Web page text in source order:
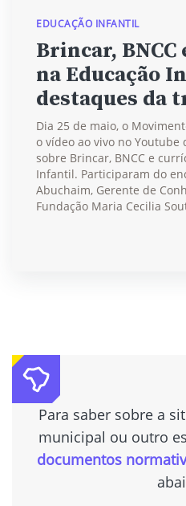
EDUCAÇÃO INFANTIL
Brincar,
na Educação
destaques da
Dia 25 de maio, o
o vídeo ao vivo no Youtube
sobre Brincar, BNCC e
Infantil. Participaram do
Abuchaim, Gerente de
Fundação Maria Cecilia
Para saber sobre a
municipal ou outro
documentos